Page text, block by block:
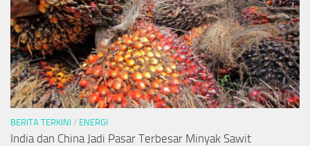
BERITA TERKINI / ENERGI
India dan China Jadi Pasar Terbesar Minyak Sawit